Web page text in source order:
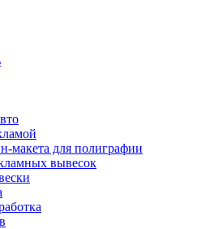
макета для полиграфии
вывесок